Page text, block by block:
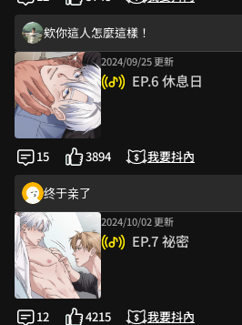
壁咚好香！我在螢幕前面哭！謝謝老師
龍哥~小心玩得太過火，花明直接不見
女人要搞事啦！！
欸你這人怎麼這樣！
花明人太好了吧
期待下一話
花明好理智但委屈了自己好心疼～
好像有錯字唷🫣 *Camera 花明不可以
欸你這人怎麼這樣！
2024/09/25 更新
EP.6 休息日
15 3894 我要抖內
终于亲了
好看到爆
QQ人好萌！！超可愛
2024/10/02 更新
EP.7 祕密
12 4215 我要抖內